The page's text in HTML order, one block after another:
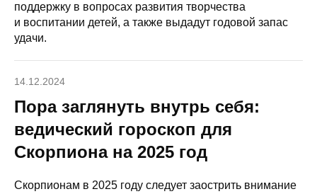
поддержку в вопросах развития творчества
и воспитании детей, а также выдадут годовой запас
удачи.
14.12.2024
Пора заглянуть внутрь себя:
ведический гороскоп для
Скорпиона на 2025 год
Скорпионам в 2025 году следует заострить внимание